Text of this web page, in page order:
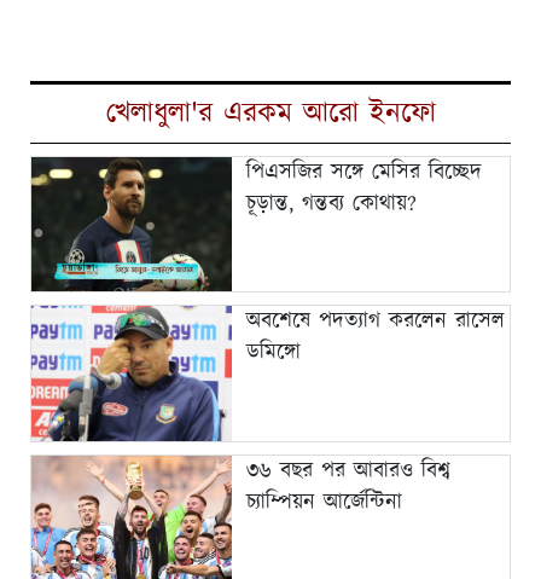
খেলাধুলা'র এরকম আরো ইনফো
পিএসজির সঙ্গে মেসির বিচ্ছেদ
চূড়ান্ত, গন্তব্য কোথায়?
অবশেষে পদত্যাগ করলেন রাসেল
ডমিঙ্গো
৩৬ বছর পর আবারও বিশ্ব
চ্যাম্পিয়ন আর্জেন্টিনা